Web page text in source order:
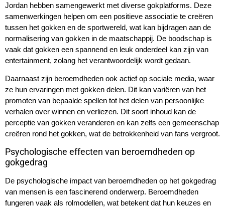
Jordan hebben samengewerkt met diverse gokplatforms. Deze
samenwerkingen helpen om een positieve associatie te creëren
tussen het gokken en de sportwereld, wat kan bijdragen aan de
normalisering van gokken in de maatschappij. De boodschap is
vaak dat gokken een spannend en leuk onderdeel kan zijn van
entertainment, zolang het verantwoordelijk wordt gedaan.
Daarnaast zijn beroemdheden ook actief op sociale media, waar
ze hun ervaringen met gokken delen. Dit kan variëren van het
promoten van bepaalde spellen tot het delen van persoonlijke
verhalen over winnen en verliezen. Dit soort inhoud kan de
perceptie van gokken veranderen en kan zelfs een gemeenschap
creëren rond het gokken, wat de betrokkenheid van fans vergroot.
Psychologische effecten van beroemdheden op
gokgedrag
De psychologische impact van beroemdheden op het gokgedrag
van mensen is een fascinerend onderwerp. Beroemdheden
fungeren vaak als rolmodellen, wat betekent dat hun keuzes en